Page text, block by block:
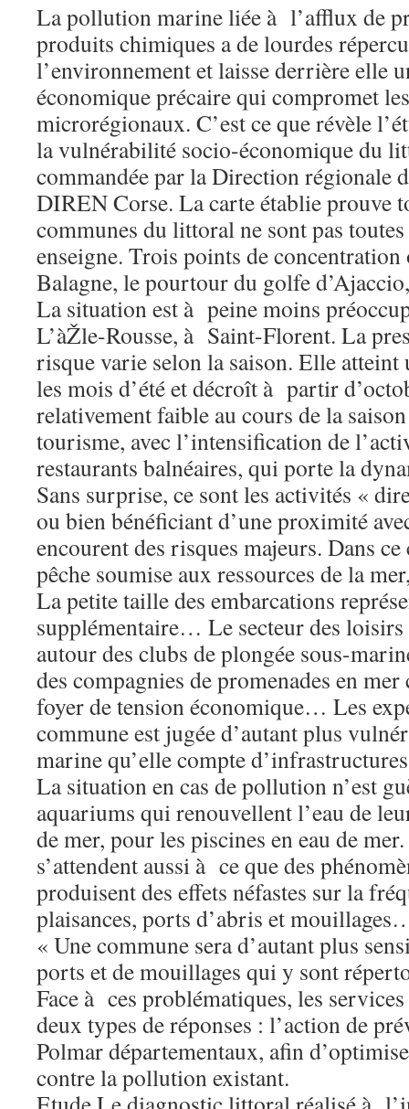
La pollution marine liée à l’afflux de
produits chimiques a de lourdes
l’environnement et laisse derrière elle
économique précaire qui compromet
microrégionaux. C’est ce que révèle
la vulnérabilité socio-économique du
commandée par la Direction régionale
DIREN Corse. La carte établie prouve
communes du littoral ne sont pas
enseigne. Trois points de concentration
Balagne, le pourtour du golfe
La situation est à peine moins
L’àŽle-Rousse, à Saint-Florent. La
risque varie selon la saison. Elle atteint
les mois d’été et décroît à partir
relativement faible au cours de la
tourisme, avec l’intensification de
restaurants balnéaires, qui porte la
Sans surprise, ce sont les activités «
ou bien bénéficiant d’une proximité
encourent des risques majeurs. Dans
pêche soumise aux ressources de la
La petite taille des embarcations
supplémentaire… Le secteur des
autour des clubs de plongée sous-
des compagnies de promenades en
foyer de tension économique… Les
commune est jugée d’autant plus
marine qu’elle compte
La situation en cas de pollution n’est
aquariums qui renouvellent l’eau de
de mer, pour les piscines en eau de
s’attendent aussi à ce que des
produisent des effets néfastes sur la
plaisances, ports d’abris et
« Une commune sera d’autant plus
ports et de mouillages qui y sont
Face à ces problématiques, les
deux types de réponses : l’action de
Polmar départementaux, afin
contre la pollution existant.